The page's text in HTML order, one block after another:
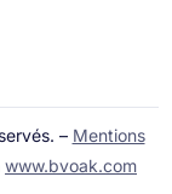
– Mentions
www.bvoak.com